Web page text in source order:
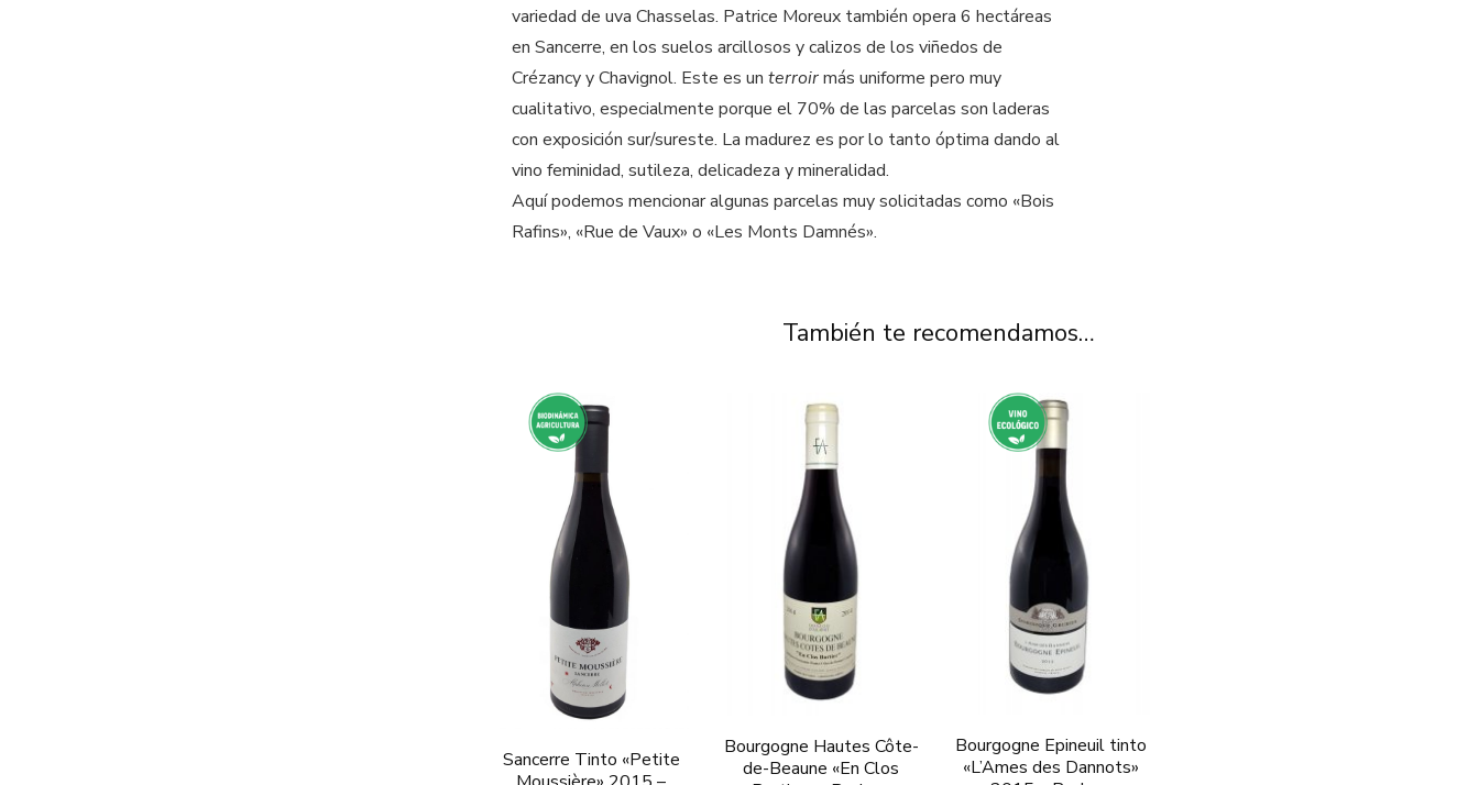
variedad de uva Chasselas. Patrice Moreux también opera 6 hectáreas
en Sancerre, en los suelos arcillosos y calizos de los viñedos de
Crézancy y Chavignol. Este es un terroirmás uniforme pero muy
cualitativo, especialmente porque el 70% de las parcelas son laderas
con exposición sur/sureste. La madurez es por lo tanto óptima dando al
vino feminidad, sutileza, delicadeza y mineralidad.
Aquí podemos mencionar algunas parcelas muy solicitadas como «Bois
Rafins», «Rue de Vaux» o «Les Monts Damnés».
También te recomendamos…
Sancerre Tinto «Petite
Bourgogne Hautes Côte-
de-Beaune «En Clos
Bourgogne Epineuil tinto
«L’Ames des Dannots»